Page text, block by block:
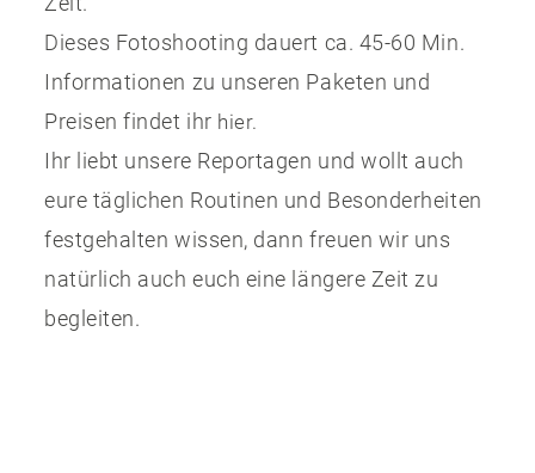
Dieses Fotoshooting dauert ca. 45-60 Min.
Informationen zu unseren Paketen und
Preisen findet ihr hier.
Ihr liebt unsere Reportagen und wollt auch
eure täglichen Routinen und Besonderheiten
festgehalten wissen, dann freuen wir uns
natürlich auch euch eine längere Zeit zu
begleiten.